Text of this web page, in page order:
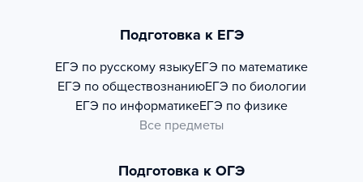
Подготовка к ЕГЭ
ЕГЭ по русскому языкуЕГЭ по математике
ЕГЭ по обществознаниюЕГЭ по биологии
ЕГЭ по информатикеЕГЭ по физике
Все предметы
Подготовка к ОГЭ